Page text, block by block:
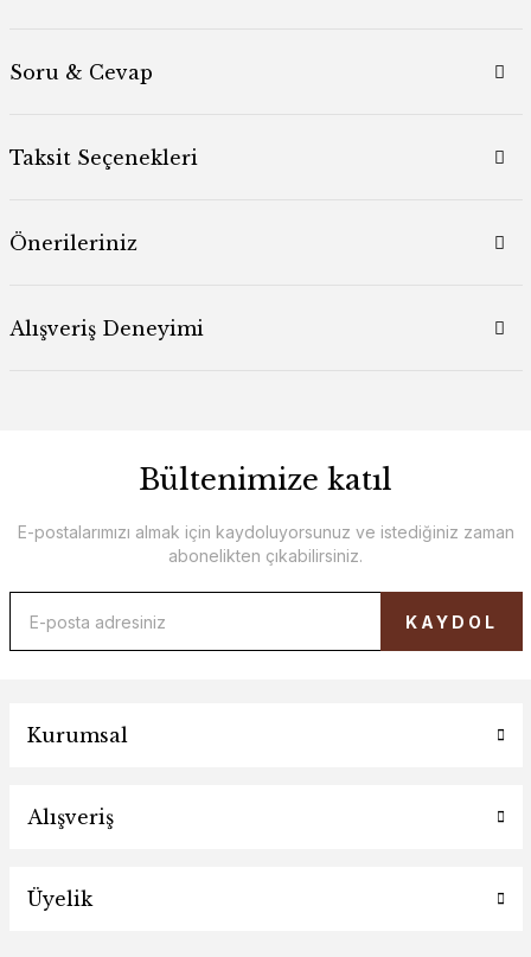
Soru & Cevap
Taksit Seçenekleri
Önerileriniz
Alışveriş Deneyimi
Bültenimize katıl
E-postalarımızı almak için kaydoluyorsunuz ve istediğiniz zaman
abonelikten çıkabilirsiniz.
KAYDOL
Kurumsal
Alışveriş
Üyelik